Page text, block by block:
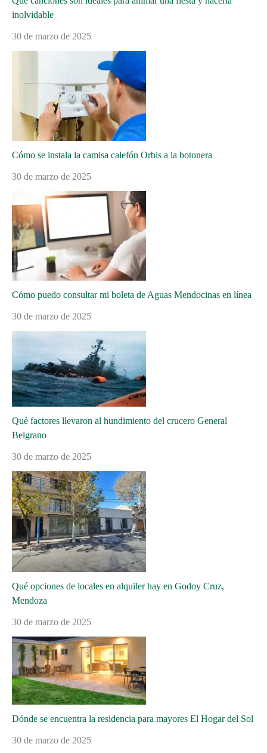
inolvidable
30 de marzo de 2025
Cómo se instala la camisa calefón Orbis a la botonera
30 de marzo de 2025
Cómo puedo consultar mi boleta de Aguas Mendocinas en línea
30 de marzo de 2025
Qué factores llevaron al hundimiento del crucero General
Belgrano
30 de marzo de 2025
Qué opciones de locales en alquiler hay en Godoy Cruz,
Mendoza
30 de marzo de 2025
Dónde se encuentra la residencia para mayores El Hogar del Sol
30 de marzo de 2025